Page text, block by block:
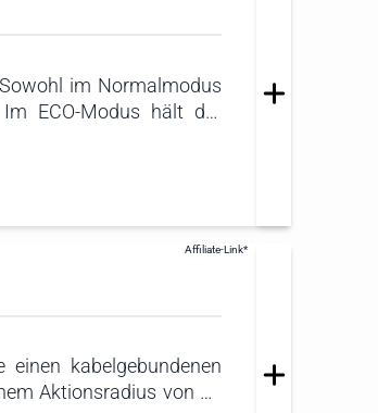
im Normalmodus
ECO-Modus hält der
stellt die ideale
kabelgebundenen
Aktionsradius von 15